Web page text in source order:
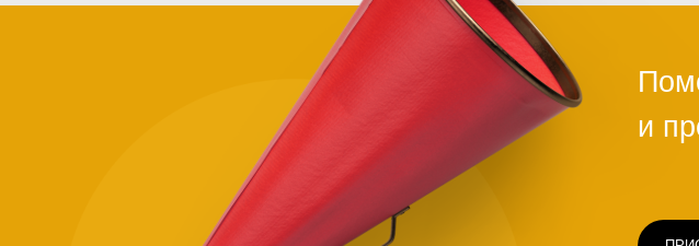
Зачем
помогать
нуждающимся